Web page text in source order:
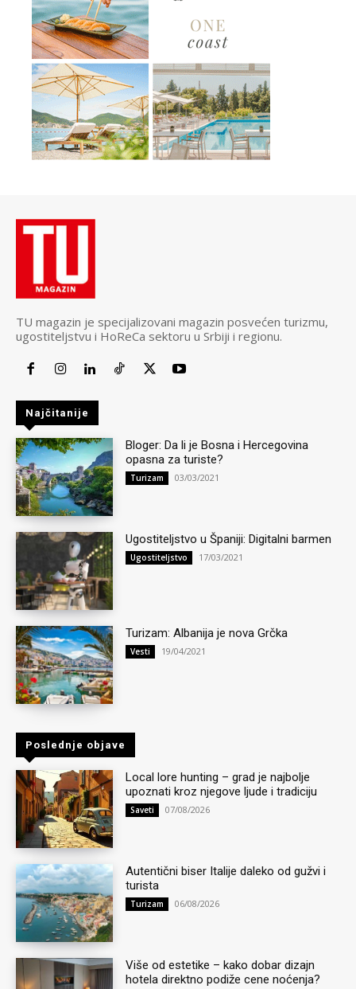
TU magazin je specijalizovani magazin posvećen turizmu,
ugostiteljstvu i HoReCa sektoru u Srbiji i regionu.
Najčitanije
Bloger: Da li je Bosna i Hercegovina
opasna za turiste?
Turizam 03/03/2021
Ugostiteljstvo u Španiji: Digitalni barmen
Ugostiteljstvo 17/03/2021
Turizam: Albanija je nova Grčka
Vesti 19/04/2021
Poslednje objave
Local lore hunting – grad je najbolje
upoznati kroz njegove ljude i tradiciju
Saveti 07/08/2026
Autentični biser Italije daleko od gužvi i
turista
Turizam 06/08/2026
Više od estetike – kako dobar dizajn
hotela direktno podiže cene noćenja?